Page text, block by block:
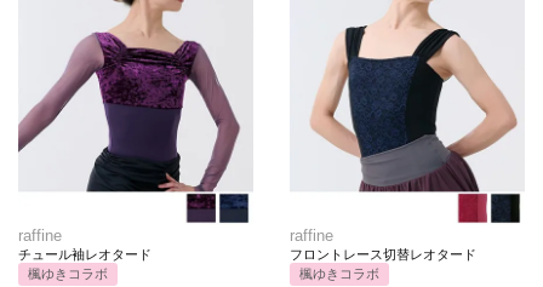
raffine
チュール袖レオタード
楓ゆきコラボ
raffine
フロントレース切替レオタード
楓ゆきコラボ